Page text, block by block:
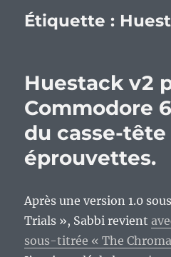
Étiquette :
Huestack v2
Commodore
du casse-tête
éprouvettes.
Après une version 1.0
Trials », Sabbi revient
sous-titrée « The